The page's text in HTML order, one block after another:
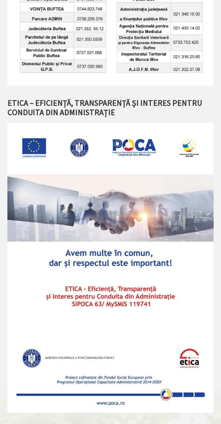
ETICA – EFICIENȚĂ, TRANSPARENȚĂ ȘI INTERES PENTRU
CONDUITA DIN ADMINISTRAȚIE